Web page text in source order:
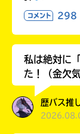
コメント 298
私は絶対に
た！（金欠気
歴バス推